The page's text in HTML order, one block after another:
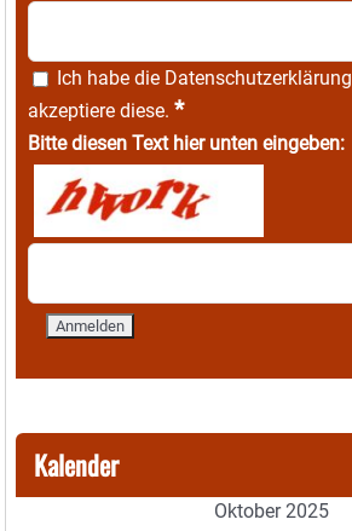
Ich habe die Datenschutzerklärung
akzeptiere diese. *
Bitte diesen Text hier unten eingeben:
Kalender
Oktober 2025